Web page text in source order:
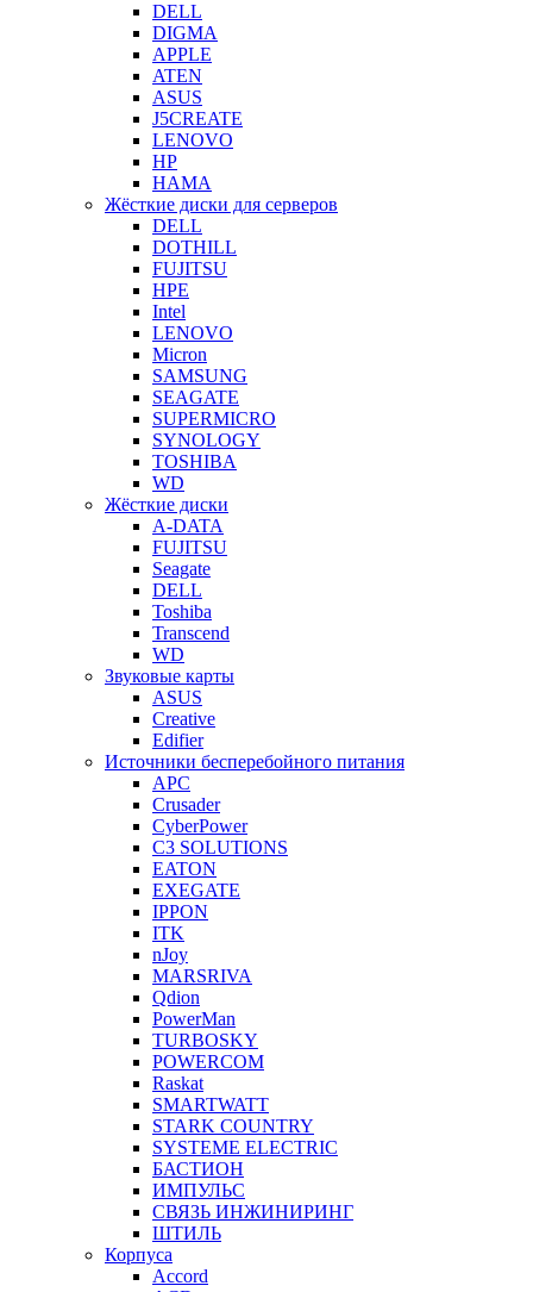
DELL
DIGMA
APPLE
ATEN
ASUS
J5CREATE
LENOVO
HP
HAMA
Жёсткие диски для серверов
DELL
DOTHILL
FUJITSU
HPE
Intel
LENOVO
Micron
SAMSUNG
SEAGATE
SUPERMICRO
SYNOLOGY
TOSHIBA
WD
Жёсткие диски
A-DATA
FUJITSU
Seagate
DELL
Toshiba
Transcend
WD
Звуковые карты
ASUS
Creative
Edifier
Источники бесперебойного питания
APC
Crusader
CyberPower
C3 SOLUTIONS
EATON
EXEGATE
IPPON
ITK
nJoy
MARSRIVA
Qdion
PowerMan
TURBOSKY
POWERCOM
Raskat
SMARTWATT
STARK COUNTRY
SYSTEME ELECTRIC
БАСТИОН
ИМПУЛЬС
СВЯЗЬ ИНЖИНИРИНГ
ШТИЛЬ
Корпуса
Accord